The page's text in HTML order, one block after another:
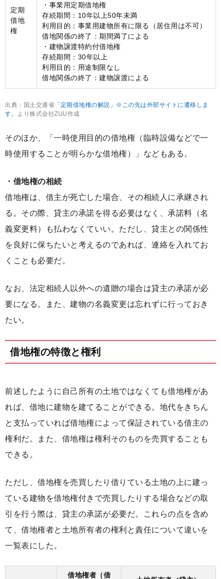
定期
借地
権
・事業用定期借地権
存続期間：10年以上50年未満
利用目的：事業用建物所有に限る（居住用は不可）
借地関係の終了：期間満了による
・建物譲渡特約付借地権
存続期間：30年以上
利用目的：用途制限なし
借地関係の終了：建物譲渡による
出典：国土交通省 「定期借地権の解説」※この先は外部サイトに遷移しま
す。
より株式会社ZUU作成
そのほか、「一時使用目的の借地権（臨時設備などで一
時使用することが明らかな借地権）」などもある。
・借地権の相続
借地権は、借主が死亡した場合、その相続人に承継され
る。その際、貸主の承諾を得る必要はなく、承諾料（名
義変更料）も払わなくていい。ただし、貸主との関係性
を良好に保ちたいと考えるのであれば、連絡を入れてお
くことも必要だ。
なお、法定相続人以外への遺贈の場合は貸主の承諾が必
要になる。また、建物の名義変更は忘れずに行っておき
たい。
借地権の特徴と権利
前述したように自己所有の土地ではなくても借地権があ
れば、借地に建物を建てることができる。地代をきちん
と支払っていれば借地権によって保証されている借主の
権利だ。また、 借地権は権利そのものを売買することも
できる 。
ただし、借地権を売買したり借りている土地の上に建っ
ている建物を借地権付きで売買したりする場合などの取
引を行う際は、 貸主の承諾が必要だ。これらの点を含め
て、借地権者と土地所有者の権利と責任について違いを
一覧表にした。
借地権者（借